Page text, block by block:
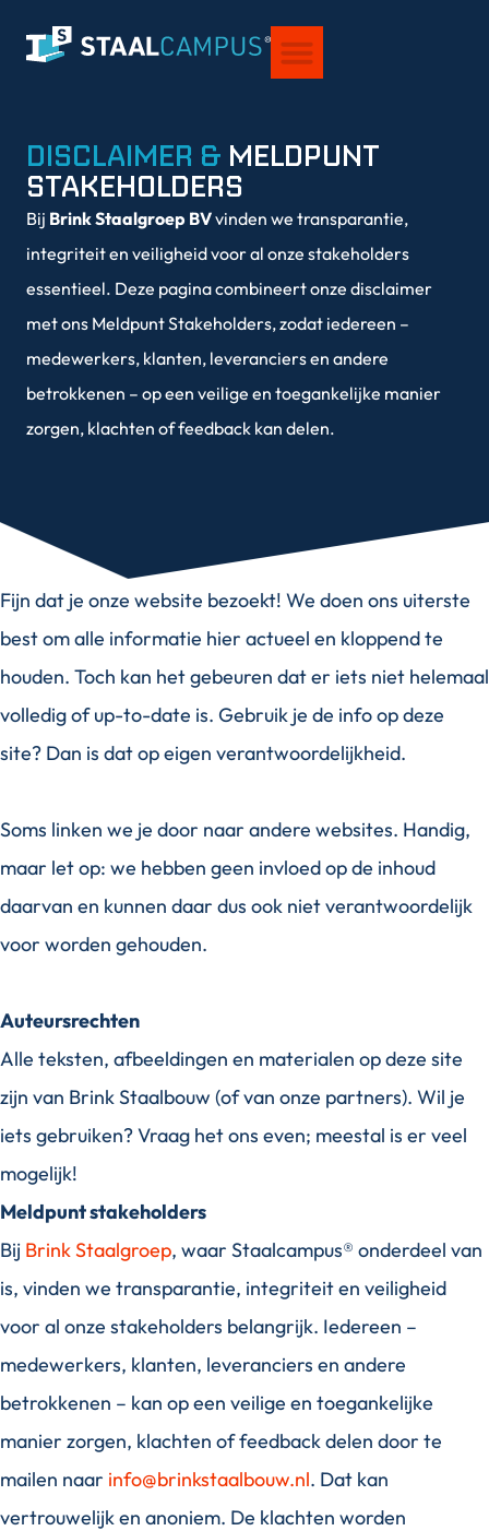
DISCLAIMER & MELDPUNT
STAKEHOLDERS
Bij Brink Staalgroep BVvinden we transparantie,
integriteit en veiligheid voor al onze stakeholders
essentieel. Deze pagina combineert onze disclaimer
met ons Meldpunt Stakeholders, zodat iedereen –
medewerkers, klanten, leveranciers en andere
betrokkenen – op een veilige en toegankelijke manier
zorgen, klachten of feedback kan delen.
Fijn dat je onze website bezoekt! We doen ons uiterste
best om alle informatie hier actueel en kloppend te
houden. Toch kan het gebeuren dat er iets niet helemaal
volledig of up-to-date is. Gebruik je de info op deze
site? Dan is dat op eigen verantwoordelijkheid.
Soms linken we je door naar andere websites. Handig,
maar let op: we hebben geen invloed op de inhoud
daarvan en kunnen daar dus ook niet verantwoordelijk
voor worden gehouden.
Auteursrechten
Alle teksten, afbeeldingen en materialen op deze site
zijn van Brink Staalbouw (of van onze partners). Wil je
iets gebruiken? Vraag het ons even; meestal is er veel
mogelijk!
Meldpunt stakeholders
Bij Brink Staalgroep, waar Staalcampus® onderdeel van
is, vinden we transparantie, integriteit en veiligheid
voor al onze stakeholders belangrijk. Iedereen –
medewerkers, klanten, leveranciers en andere
betrokkenen – kan op een veilige en toegankelijke
manier zorgen, klachten of feedback delen door te
mailen naar info@brinkstaalbouw.nl. Dat kan
vertrouwelijk en anoniem. De klachten worden